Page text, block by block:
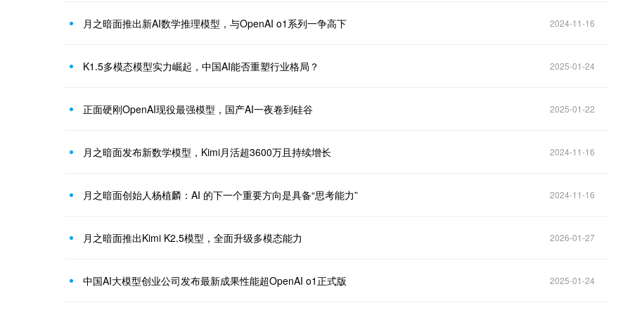
月之暗面推出新AI数学推理模型，与OpenAI o1系列一争高下 2024-11-16
K1.5多模态模型实力崛起，中国AI能否重塑行业格局？ 2025-01-24
​正面硬刚OpenAI现役最强模型，国产AI一夜卷到硅谷 2025-01-22
月之暗面发布新数学模型，Kimi月活超3600万且持续增长 2024-11-16
月之暗面创始人杨植麟：AI 的下一个重要方向是具备“思考能力” 2024-11-16
月之暗面推出Kimi K2.5模型，全面升级多模态能力 2026-01-27
中国AI大模型创业公司发布最新成果性能超OpenAI o1正式版 2025-01-24